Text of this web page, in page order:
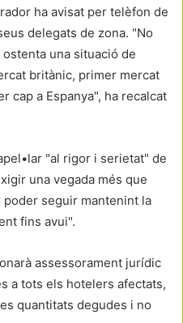
ha avisat per telèfon de
delegats de zona. "No
una situació de
britànic, primer mercat
cap a Espanya", ha recalcat
"al rigor i serietat" de
una vegada més que
seguir mantenint la
fins avui".
assessorament jurídic
a tots els hotelers afectats,
quantitats degudes i no